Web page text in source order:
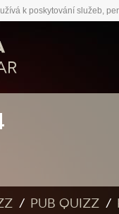
k poskytování služeb,
Pub quizz